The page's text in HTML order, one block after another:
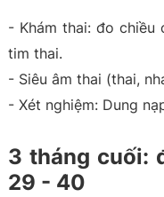
- Khám thai: đo
tim thai.
- Siêu âm thai (thai,
- Xét nghiệm: Dung
3 tháng cuối:
29 - 40